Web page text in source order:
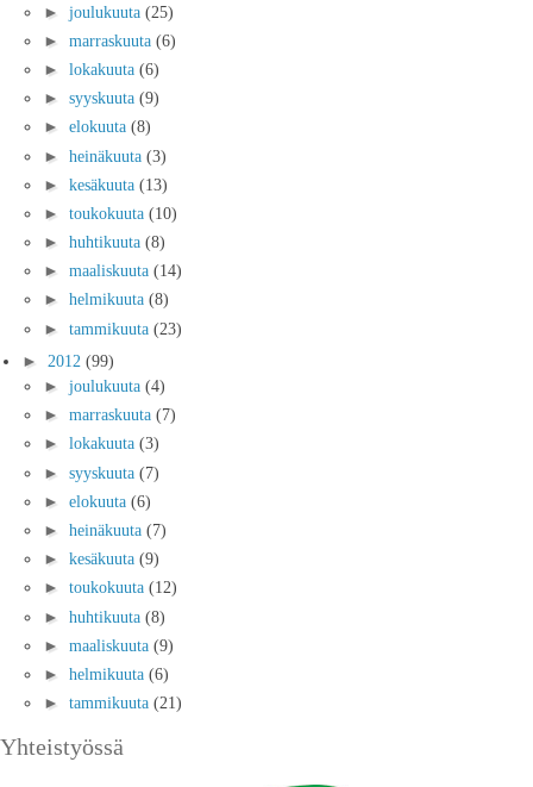
► joulukuuta (25)
► marraskuuta (6)
► lokakuuta (6)
► syyskuuta (9)
► elokuuta (8)
► heinäkuuta (3)
► kesäkuuta (13)
► toukokuuta (10)
► huhtikuuta (8)
► maaliskuuta (14)
► helmikuuta (8)
► tammikuuta (23)
► 2012 (99)
► joulukuuta (4)
► marraskuuta (7)
► lokakuuta (3)
► syyskuuta (7)
► elokuuta (6)
► heinäkuuta (7)
► kesäkuuta (9)
► toukokuuta (12)
► huhtikuuta (8)
► maaliskuuta (9)
► helmikuuta (6)
► tammikuuta (21)
Yhteistyössä